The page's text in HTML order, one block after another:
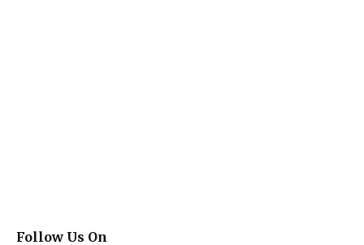
Follow Us On